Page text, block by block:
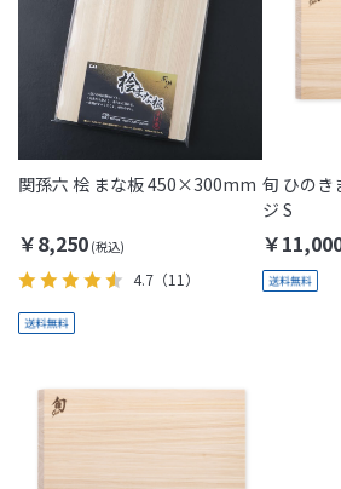
関孫六 桧 まな板 450×300mm
￥8,250
4.7 （11）
旬 ひのき
ジ S
￥